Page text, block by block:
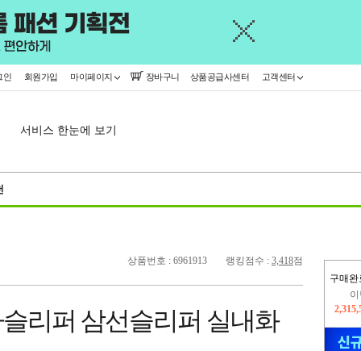
인 회원가입 마이페이지 장바구니 상품공급사센터 고객센터
서비스 한눈에 보기
구매완
상품번호 : 6961913 랭킹점수 : 3,418점
리퍼 삼선슬리퍼 실내화